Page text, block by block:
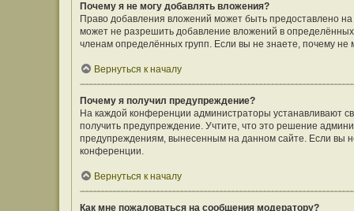
Почему я не могу добавлять вложения?
Право добавления вложений может быть предоставлено
может не разрешить добавление вложений в
членам определённых групп. Если вы не знаете, почему
Вернуться к началу
Почему я получил предупреждение?
На каждой конференции администраторы устанавливают
получить предупреждение. Учтите, что это решение
предупреждениям, вынесенным на данном сайте. Если вы
конференции.
Вернуться к началу
Как мне пожаловаться на сообщения модератору?